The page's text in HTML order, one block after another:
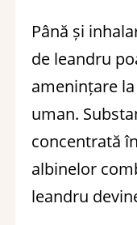
Până și
de leandru
amenințare
uman.
concentrată
albinelor
leandru